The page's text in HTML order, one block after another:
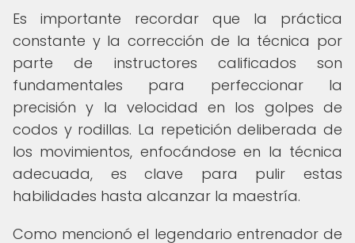
Es importante recordar que la práctica
constante y la corrección de la técnica por
parte de instructores calificados son
fundamentales para perfeccionar la
precisión y la velocidad en los golpes de
codos y rodillas. La repetición deliberada de
los movimientos, enfocándose en la técnica
adecuada, es clave para pulir estas
habilidades hasta alcanzar la maestría.
Como mencionó el legendario entrenador de